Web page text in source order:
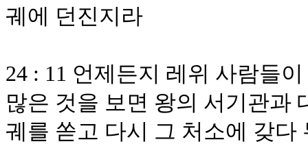
궤에 던진지라
24 : 11 언제든지 레위 사람들
많은 것을 보면 왕의 서기관과
궤를 쏟고 다시 그 처소에 갖